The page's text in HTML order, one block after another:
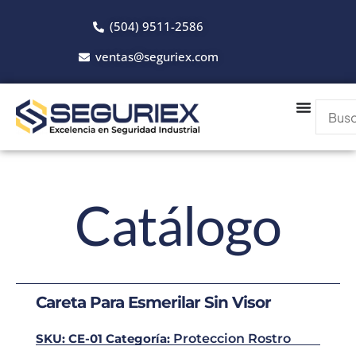
(504) 9511-2586
ventas@seguriex.com
Catálogo
Careta Para Esmerilar Sin Visor
SKU: CE-01 Categoría: Proteccion Rostro